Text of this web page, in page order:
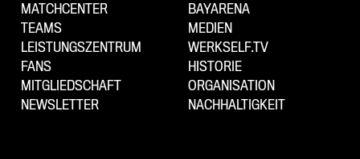
MATCHCENTER
TEAMS
LEISTUNGSZENTRUM
FANS
MITGLIEDSCHAFT
NEWSLETTER
BAYARENA
MEDIEN
WERKSELF.TV
HISTORIE
ORGANISATION
NACHHALTIGKEIT